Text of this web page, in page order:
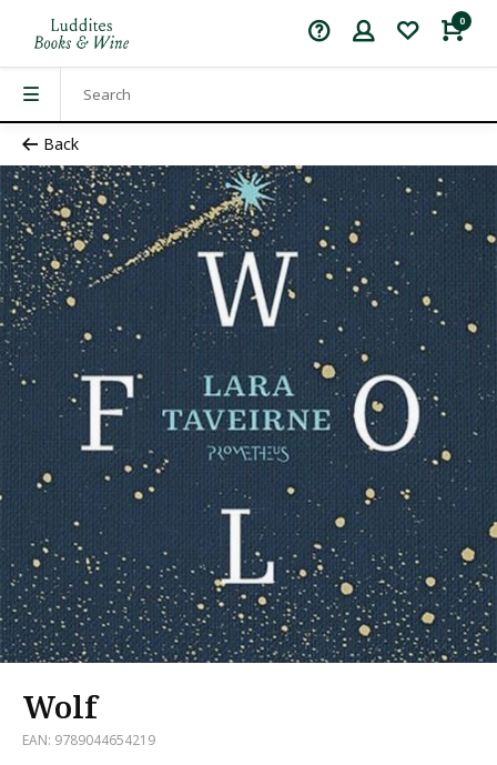
0
Back
Wolf
EAN: 9789044654219